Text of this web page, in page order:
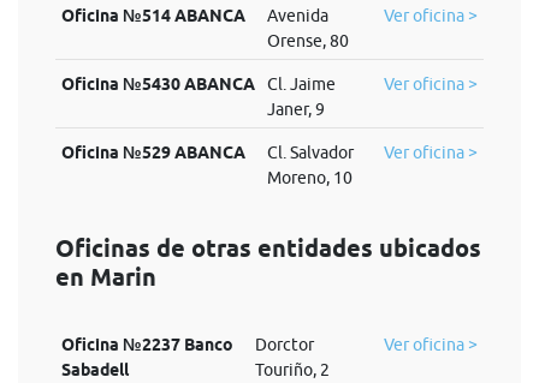
Oficina №514 ABANCA
Avenida
Orense, 80
Ver oficina >
Oficina №5430 ABANCA
Cl. Jaime
Janer, 9
Ver oficina >
Oficina №529 ABANCA
Cl. Salvador
Moreno, 10
Ver oficina >
Oficinas de otras entidades ubicados
en Marin
Oficina №2237 Banco
Sabadell
Dorctor
Touriño, 2
Ver oficina >